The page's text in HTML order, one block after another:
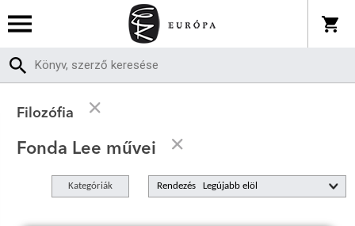
Filozófia
Fonda Lee művei
Kategóriák Rendezés